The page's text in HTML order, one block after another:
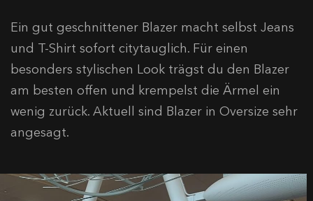
Ein gut geschnittener Blazer macht selbst Jeans
und T-Shirt sofort citytauglich. Für einen
besonders stylischen Look trägst du den Blazer
am besten offen und krempelst die Ärmel ein
wenig zurück. Aktuell sind Blazer in Oversize sehr
angesagt.